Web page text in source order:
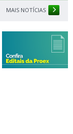
MAIS NOTÍCIAS